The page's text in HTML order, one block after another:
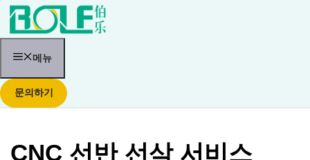
뛰
기
메뉴
문의하기
CNC 선반 선삭 서비스